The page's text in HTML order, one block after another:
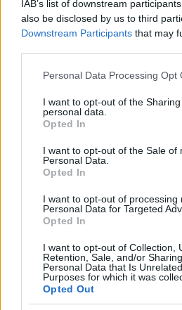
IAB’s list of downstream
also be disclosed by us to third
Downstream Participants that may
Please note that this website/app
not limited to your visit or usage
grant or deny consent to Google
use your data for below specified
consent section.
Personal Data Processing Opt
I want to opt-out of the
personal data.
Opted In
I want to opt-out of the Sale of
Personal Data.
Opted In
I want to opt-out of processing
Personal Data for Targeted
Opted In
I want to opt-out of Collection,
Retention, Sale, and/or
Personal Data that Is
Purposes for which it was
Opted Out
Og Northug mener alvor;
med Bad Gastein denne
neste helg skal han bli i
-Jeg er mest spent på
slutten av januar. Jeg
komme meg i form, så jeg
-Nå håper jeg å kunne bygge
kropp respondere. Uansett
Ski Classics starter denne
programmet står Pro Team
Individuell prolog på søndag.